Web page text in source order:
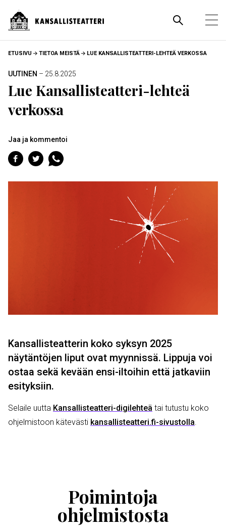
pääsisältöön
MURUPOLKU
ETUSIVU TIETOA MEISTÄ LUE KANSALLISTEATTERI-LEHTEÄ VERKOSSA
UUTINEN – 25.8.2025
Lue Kansallisteatteri-lehteä
verkossa
Jaa ja kommentoi
Jaa
Facebookiin
Jaa
Twitteriin
Jaa
WhatsAppiin
Kansallisteatterin koko syksyn 2025
näytäntöjen liput ovat myynnissä. Lippuja voi
ostaa sekä kevään ensi-iltoihin että jatkaviin
esityksiin.
Selaile uutta Kansallisteatteri-digilehteä tai tutustu koko
ohjelmistoon kätevästi kansallisteatteri.fi-sivustolla.
Poimintoja
ohjelmistosta